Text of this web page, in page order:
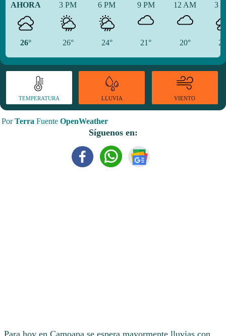
AHORA
26°
3 PM
26°
6 PM
24°
9 PM
21°
12 AM
20°
3
TEMPERATURA LLUVIA VIENTO
PorTerra Fuente OpenWeather
Síguenos en:
Para hoy en Camoapa se espera mayormente lluvias con